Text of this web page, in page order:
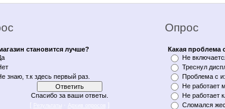
становится лучше?
знаю, т.к здесь первый раз.
Спасибо за ваши ответы.
Опрос
Какая проблема
Не
Треснул
Проблема с
Не работает
Не работает
Сломался